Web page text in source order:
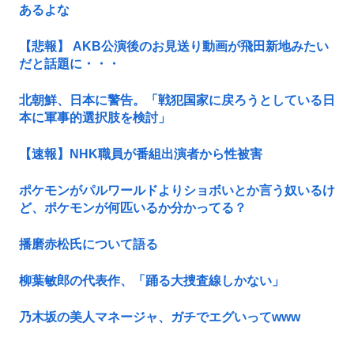
あるよな
【悲報】 AKB公演後のお見送り動画が飛田新地みたい
だと話題に・・・
北朝鮮、日本に警告。「戦犯国家に戻ろうとしている日
本に軍事的選択肢を検討」
【速報】NHK職員が番組出演者から性被害
ポケモンがパルワールドよりショボいとか言う奴いるけ
ど、ポケモンが何匹いるか分かってる？
播磨赤松氏について語る
柳葉敏郎の代表作、「踊る大捜査線しかない」
乃木坂の美人マネージャ、ガチでエグいってwww